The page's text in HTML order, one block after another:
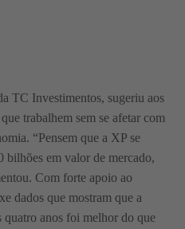
TC Investimentos, sugeriu aos
trabalhem sem se afetar com
“Pensem que a XP se
em valor de mercado,
Com forte apoio ao
dados que mostram que a
anos foi melhor do que